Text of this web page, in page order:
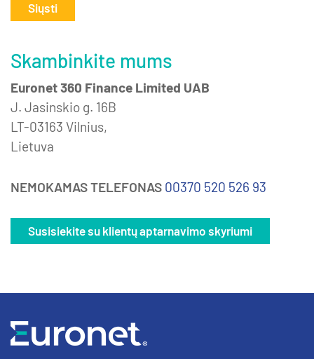
Siųsti
Skambinkite mums
Euronet 360 Finance Limited UAB
J. Jasinskio g. 16B
LT-03163 Vilnius,
Lietuva
NEMOKAMAS TELEFONAS 00370 520 526 93
Susisiekite su klientų aptarnavimo skyriumi